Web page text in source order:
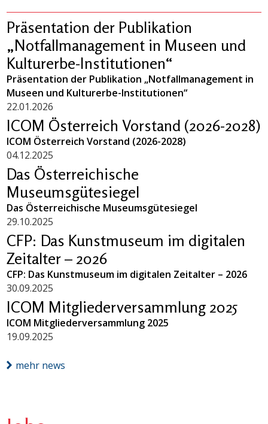
Präsentation der Publikation
„Notfallmanagement in Museen und
Kulturerbe-Institutionen“
Präsentation der Publikation „Notfallmanagement in
Museen und Kulturerbe-Institutionen“
22.01.2026
ICOM Österreich Vorstand (2026-2028)
ICOM Österreich Vorstand (2026-2028)
04.12.2025
Das Österreichische
Museumsgütesiegel
Das Österreichische Museumsgütesiegel
29.10.2025
CFP: Das Kunstmuseum im digitalen
Zeitalter – 2026
CFP: Das Kunstmuseum im digitalen Zeitalter – 2026
30.09.2025
ICOM Mitgliederversammlung 2025
ICOM Mitgliederversammlung 2025
19.09.2025
mehr news